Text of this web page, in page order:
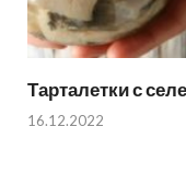
Тарталетки с
16.12.2022